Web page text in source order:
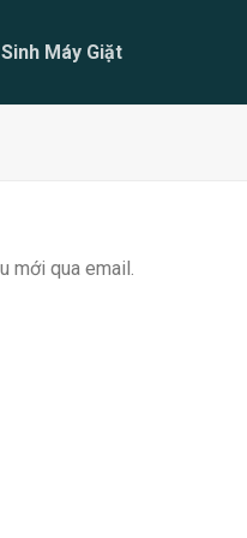
Máy Giặt
mới qua email.